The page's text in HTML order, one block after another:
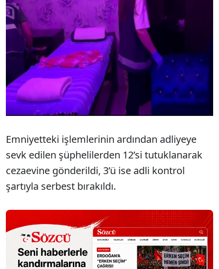
Emniyetteki işlemlerinin ardından adliyeye
sevk edilen şüphelilerden 12’si tutuklanarak
cezaevine gönderildi, 3’ü ise adli kontrol
şartıyla serbest bırakıldı.